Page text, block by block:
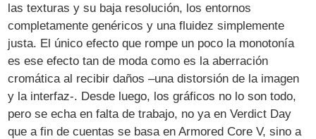
las texturas y su baja resolución, los entornos
completamente genéricos y una fluidez simplemente
justa. El único efecto que rompe un poco la monotonía
es ese efecto tan de moda como es la aberración
cromática al recibir daños –una distorsión de la imagen
y la interfaz-. Desde luego, los gráficos no lo son todo,
pero se echa en falta de trabajo, no ya en Verdict Day
que a fin de cuentas se basa en Armored Core V, sino a